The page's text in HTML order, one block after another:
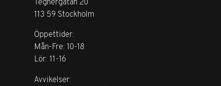
Tegnérgatan 20
113 59 Stockholm
Öppettider:
Mån-Fre: 10-18
Lör: 11-16
Avvikelser: